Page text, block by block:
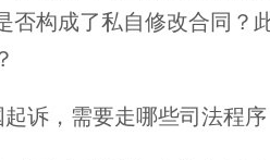
否构成了私自修改合同？
诉，需要走哪些司法程